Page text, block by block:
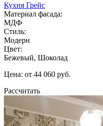
Кухня Грейс
Материал фасада:
МДФ
Стиль:
Модерн
Цвет:
Бежевый, Шоколад
Цена: от 44 060 руб.
Рассчитать